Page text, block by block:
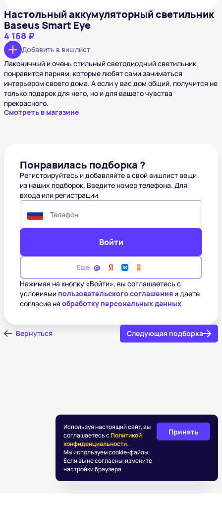
Настольный аккумуляторный светильник
Baseus Smart Eye
4 168 ₽
Добавить в вишлист
Лаконичный и очень стильный светодиодный светильник
понравится парням, которые любят сами заниматься
интерьером своего дома. А если у вас дом общий, получится не
только подарок для него, но и для вашего чувства
прекрасного.
Смотреть в магазине
Понравилась подборка ?
Регистрируйтесь и добавляйте в свой вишлист вещи
из наших подборок. Введите номер телефона. Для
входа или регистрации
Телефон
Войти
Еще
Нажимая на кнопку «Войти», вы соглашаетесь с
условиями пользовательского соглашения и даете
согласие на обработку персональных данных
Вернуться Следующая подборка
Используя настоящий сайт, вы
соглашаетесь сПолитикой
конфиденциальности.
Мы используем cookie-файлы.
Если вы не согласны, измените
настройки браузера
Принять